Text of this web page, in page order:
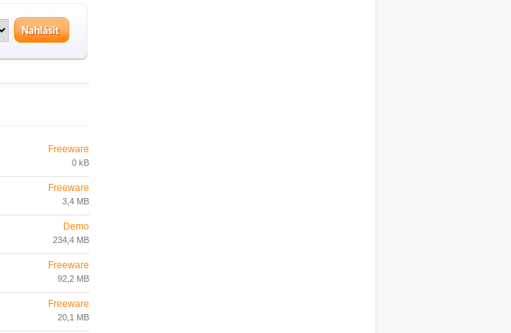
Freeware
0 kB
Freeware
3,4 MB
Demo
234,4 MB
Freeware
92,2 MB
Freeware
20,1 MB